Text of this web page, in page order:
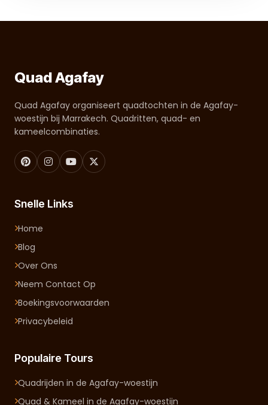
Quad Agafay
Quad Agafay organiseert quadtochten in de Agafay-
woestijn bij Marrakech. Quadritten, quad- en
kameelcombinaties.
Snelle Links
Home
Blog
Over Ons
Neem Contact Op
Boekingsvoorwaarden
Privacybeleid
Populaire Tours
Quadrijden in de Agafay-woestijn
Quad & Kameel in de Agafay-woestijn